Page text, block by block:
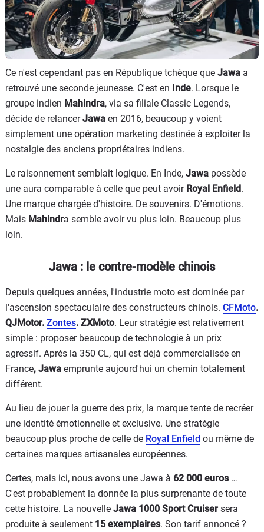
Ce n'est cependant pas en République tchèque que Jawa a
retrouvé une seconde jeunesse. C'est en Inde. Lorsque le
groupe indien Mahindra, via sa filiale Classic Legends,
décide de relancerJawa en 2016, beaucoup y voient
simplement une opération marketing destinée à exploiter la
nostalgie des anciens propriétaires indiens.
Le raisonnement semblait logique. En Inde, Jawa possède
une aura comparable à celle que peut avoir Royal Enfield.
Une marque chargée d'histoire. De souvenirs. D'émotions.
Mais Mahindra semble avoir vu plus loin. Beaucoup plus
loin.
Jawa : le contre-modèle chinois
Depuis quelques années, l'industrie moto est dominée par
l'ascension spectaculaire des constructeurs chinois. CFMoto.
QJMotor. Zontes. ZXMoto. Leur stratégie est relativement
simple : proposer beaucoup de technologie à un prix
agressif. Après la 350 CL, qui est déjà commercialisée en
France, Jawa emprunte aujourd'hui un chemin totalement
différent.
Au lieu de jouer la guerre des prix, la marque tente de recréer
une identité émotionnelle et exclusive. Une stratégie
beaucoup plus proche de celle de Royal Enfield ou même de
certaines marques artisanales européennes.
Certes, mais ici, nous avons une Jawa à 62 000 euros…
C'est probablement la donnée la plus surprenante de toute
cette histoire. La nouvelle Jawa 1000 Sport Cruiser sera
produite à seulement 15 exemplaires. Son tarif annoncé ?